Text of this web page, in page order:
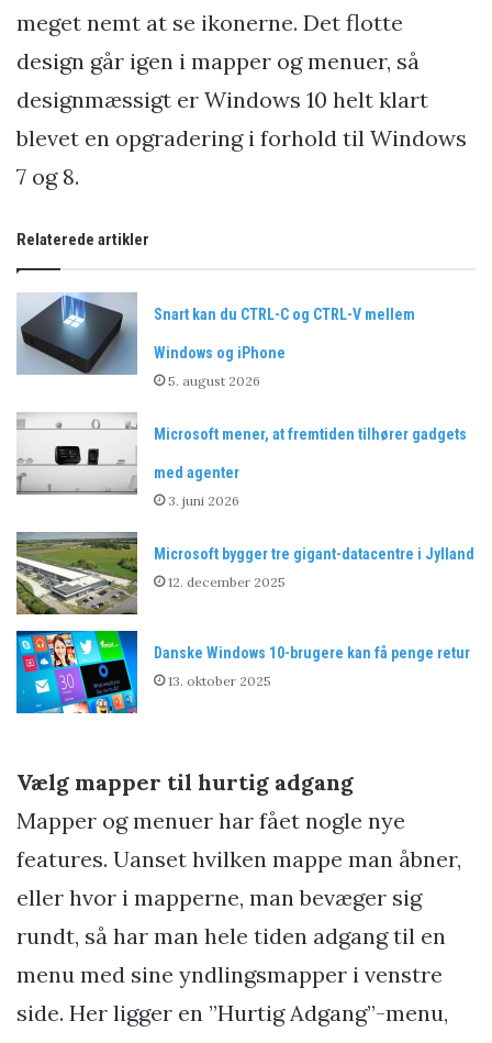
meget nemt at se ikonerne. Det flotte
design går igen i mapper og menuer, så
designmæssigt er Windows 10 helt klart
blevet en opgradering i forhold til Windows
7 og 8.
Relaterede artikler
Snart kan du CTRL-C og CTRL-V mellem
Windows og iPhone
5. august 2026
Microsoft mener, at fremtiden tilhører gadgets
med agenter
3. juni 2026
Microsoft bygger tre gigant-datacentre i Jylland
12. december 2025
Danske Windows 10-brugere kan få penge retur
13. oktober 2025
Vælg mapper til hurtig adgang
Mapper og menuer har fået nogle nye
features. Uanset hvilken mappe man åbner,
eller hvor i mapperne, man bevæger sig
rundt, så har man hele tiden adgang til en
menu med sine yndlingsmapper i venstre
side. Her ligger en ”Hurtig Adgang”-menu,